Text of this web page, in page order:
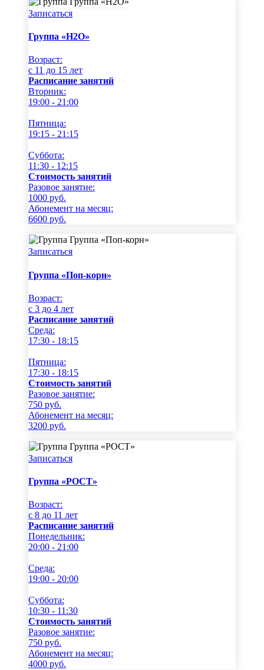
Записаться
Группа «Н2О»
Возраст:
c 11 до 15 лет
Расписание занятий
Вторник:
19:00 - 21:00
Пятница:
19:15 - 21:15
Суббота:
11:30 - 12:15
Стоимость занятий
Разовое занятие:
1000 руб.
Абонемент на месяц:
6600 руб.
Записаться
Группа «Поп-корн»
Возраст:
c 3 до 4 лет
Расписание занятий
Среда:
17:30 - 18:15
Пятница:
17:30 - 18:15
Стоимость занятий
Разовое занятие:
750 руб.
Абонемент на месяц:
3200 руб.
Записаться
Группа «РОСТ»
Возраст:
c 8 до 11 лет
Расписание занятий
Понедельник:
20:00 - 21:00
Среда:
19:00 - 20:00
Суббота:
10:30 - 11:30
Стоимость занятий
Разовое занятие:
750 руб.
Абонемент на месяц:
4000 руб.